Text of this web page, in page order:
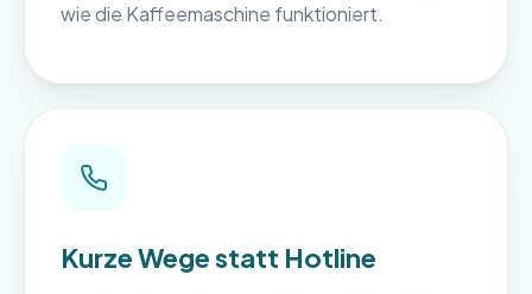
wie die Kaffeemaschine funktioniert.
Kurze Wege statt Hotline